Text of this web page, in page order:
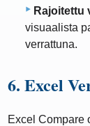
Rajoitettu
visuaalista
verrattuna.
6. Excel
Excel Compare